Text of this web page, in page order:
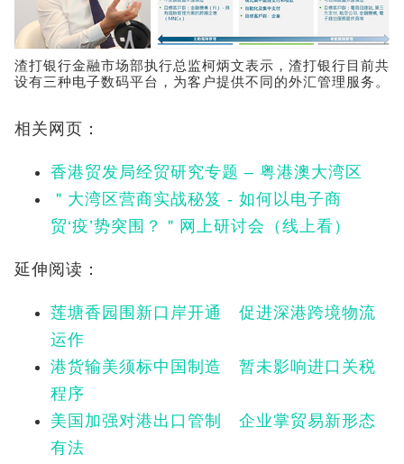
渣打银行金融市场部执行总监柯炳文表示，渣打银行目前共
设有三种电子数码平台，为客户提供不同的外汇管理服务。
相关网页：
香港贸发局经贸研究专题 – 粤港澳大湾区
＂大湾区营商实战秘笈 - 如何以电子商
贸‘疫’势突围？＂网上研讨会（线上看）
延伸阅读：
莲塘香园围新口岸开通 促进深港跨境物流
运作
港货输美须标中国制造 暂未影响进口关税
程序
美国加强对港出口管制 企业掌贸易新形态
有法